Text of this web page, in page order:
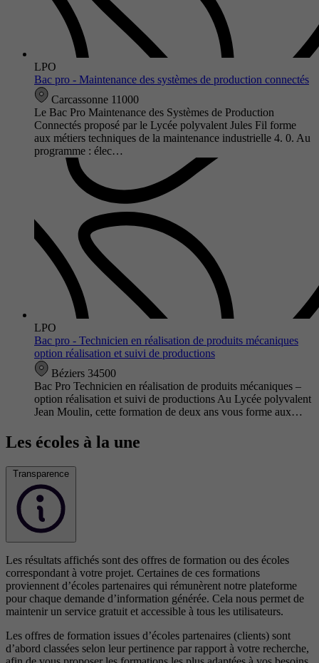
LPO
Bac pro - Maintenance des systèmes de production connectés
Carcassonne 11000
Le Bac Pro Maintenance des Systèmes de Production
Connectés proposé par le Lycée polyvalent Jules Fil forme
aux métiers techniques de la maintenance industrielle 4. 0. Au
programme : élec…
LPO
Bac pro - Technicien en réalisation de produits mécaniques
option réalisation et suivi de productions
Béziers 34500
Bac Pro Technicien en réalisation de produits mécaniques –
option réalisation et suivi de productions Au Lycée polyvalent
Jean Moulin, cette formation de deux ans vous forme aux…
Les écoles à la une
Transparence
Les résultats affichés sont des offres de formation ou des écoles
correspondant à votre projet. Certaines de ces formations
proviennent d’écoles partenaires qui rémunèrent notre plateforme
pour chaque demande d’information générée. Cela nous permet de
maintenir un service gratuit et accessible à tous les utilisateurs.
Les offres de formation issues d’écoles partenaires (clients) sont
d’abord classées selon leur pertinence par rapport à votre recherche,